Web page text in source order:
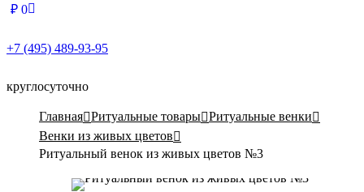
₽ 0
+7 (495) 489-93-95
круглосуточно
Главная Ритуальные товары Ритуальные венки
Венки из живых цветов
Ритуальный венок из живых цветов №3